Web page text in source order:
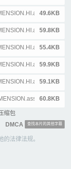
49.6KB
59.8KB
55.4KB
59.9KB
59.1KB
60.8KB
缩包
DMCA
查找本片的其他字幕
法律法规。